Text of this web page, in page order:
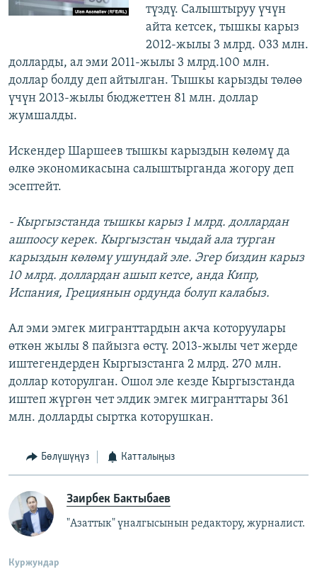
түздү. Салыштыруу үчүн
айта кетсек, тышкы карыз
2012-жылы 3 млрд. 033 млн.
долларды, ал эми 2011-жылы 3 млрд.100 млн.
доллар болду деп айтылган. Тышкы карызды төлөө
үчүн 2013-жылы бюджеттен 81 млн. доллар
жумшалды.
Искендер Шаршеев тышкы карыздын көлөмү да
өлкө экономикасына салыштырганда жогору деп
эсептейт.
- Кыргызстанда тышкы карыз 1 млрд. доллардан
ашпоосу керек. Кыргызстан чыдай ала турган
карыздын көлөмү ушундай эле. Эгер биздин карыз
10 млрд. доллардан ашып кетсе, анда Кипр,
Испания, Грециянын ордунда болуп калабыз.
Ал эми эмгек мигранттардын акча которуулары
өткөн жылы 8 пайызга өстү. 2013-жылы чет жерде
иштегендерден Кыргызстанга 2 млрд. 270 млн.
доллар которулган. Ошол эле кезде Кыргызстанда
иштеп жүргөн чет элдик эмгек мигранттары 361
млн. долларды сыртка которушкан.
Бөлүшүңүз Катталыңыз
Заирбек Бактыбаев
"Азаттык" үналгысынын редактору, журналист.
Куржундар